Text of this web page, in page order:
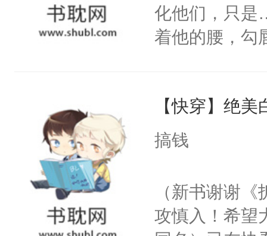
化他们，只是
着他的腰，勾
来，给老公
用力——为你
【快穿】绝
搞钱
（新书谢谢
攻慎入！希望